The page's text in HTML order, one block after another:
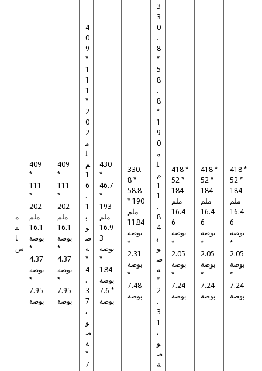
م
ق
ا
س
409
*
111
*
202
ملم
16.1
بوصة
*
4.37
بوصة
*
7.95
بوصة
409
*
111
*
202
ملم
16.1
بوصة
*
4.37
بوصة
*
7.95
بوصة
4
0
9
*
1
1
1
*
2
0
2
م
ل
م
1
6
.
1
ب
و
ص
ة
*
4
.
3
7
ب
و
ص
ة
*
7
430
*
46.7
*
193
ملم
16.9
3
بوصة
*
1.84
بوصة
* 7.6
بوصة
330.
8 *
58.8
* 190
ملم
11.84
بوصة
*
2.31
بوصة
*
7.48
بوصة
3
3
0
.
8
*
5
8
.
8
*
1
9
0
م
ل
م
1
1
.
8
4
ب
و
ص
ة
*
2
.
3
1
ب
و
ص
ة
418 *
52 *
184
ملم
16.4
6
بوصة
*
2.05
بوصة
*
7.24
بوصة
418 *
52 *
184
ملم
16.4
6
بوصة
*
2.05
بوصة
*
7.24
بوصة
418 *
52 *
184
ملم
16.4
6
بوصة
*
2.05
بوصة
*
7.24
بوصة